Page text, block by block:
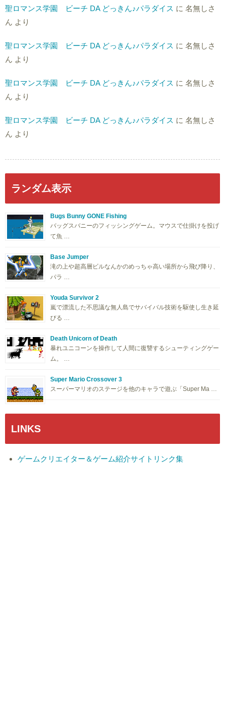
聖ロマンス学園 ビーチ DA どっきん♪パラダイス に 名無しさ
ん より
聖ロマンス学園 ビーチ DA どっきん♪パラダイス に 名無しさ
ん より
聖ロマンス学園 ビーチ DA どっきん♪パラダイス に 名無しさ
ん より
聖ロマンス学園 ビーチ DA どっきん♪パラダイス に 名無しさ
ん より
ランダム表示
Bugs Bunny GONE Fishing
バッグスバニーのフィッシングゲーム。マウスで仕掛けを投げ
て魚 …
Base Jumper
滝の上や超高層ビルなんかのめっちゃ高い場所から飛び降り、
パラ …
Youda Survivor 2
嵐で漂流した不思議な無人島でサバイバル技術を駆使し生き延
びる …
Death Unicorn of Death
暴れユニコーンを操作して人間に復讐するシューティングゲー
ム。 …
Super Mario Crossover 3
スーパーマリオのステージを他のキャラで遊ぶ「Super Ma …
LINKS
ゲームクリエイター＆ゲーム紹介サイトリンク集